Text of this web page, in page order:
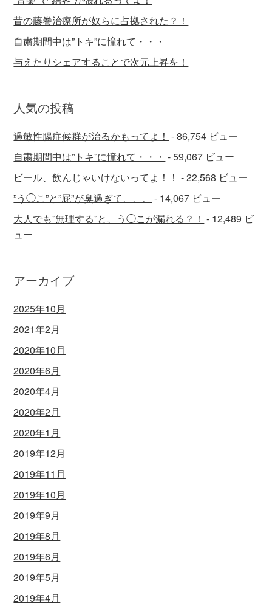
昔の藤巻治療所が奴らに占拠された？！
自粛期間中は”トキ”に憧れて・・・
与えたりシェアすることで次元上昇を！
人気の投稿
過敏性腸症候群が治るかもってよ！ - 86,754 ビュー
自粛期間中は”トキ”に憧れて・・・ - 59,067 ビュー
ビール、飲んじゃいけないってよ！！ - 22,568 ビュー
”う◯こ”と”屁”が臭過ぎて、、、
- 14,067 ビュー
大人でも”無理する”と、う◯こが漏れる？！ - 12,489 ビ
ュー
アーカイブ
2025年10月
2021年2月
2020年10月
2020年6月
2020年4月
2020年2月
2020年1月
2019年12月
2019年11月
2019年10月
2019年9月
2019年8月
2019年6月
2019年5月
2019年4月